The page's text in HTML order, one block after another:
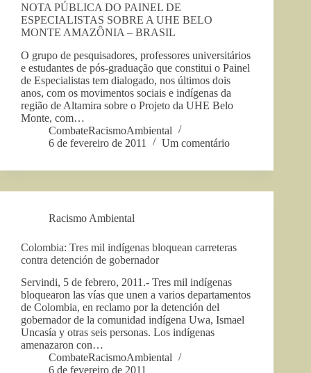
NOTA PÚBLICA DO PAINEL DE
ESPECIALISTAS SOBRE A UHE BELO
MONTE AMAZÔNIA – BRASIL
O grupo de pesquisadores, professores universitários
e estudantes de pós-graduação que constitui o Painel
de Especialistas tem dialogado, nos últimos dois
anos, com os movimentos sociais e indígenas da
região de Altamira sobre o Projeto da UHE Belo
Monte, com…
CombateRacismoAmbiental
6 de fevereiro de 2011
Um comentário
Racismo Ambiental
Colombia: Tres mil indígenas bloquean carreteras
contra detención de gobernador
Servindi, 5 de febrero, 2011.- Tres mil indígenas
bloquearon las vías que unen a varios departamentos
de Colombia, en reclamo por la detención del
gobernador de la comunidad indígena Uwa, Ismael
Uncasía y otras seis personas. Los indígenas
amenazaron con…
CombateRacismoAmbiental
6 de fevereiro de 2011